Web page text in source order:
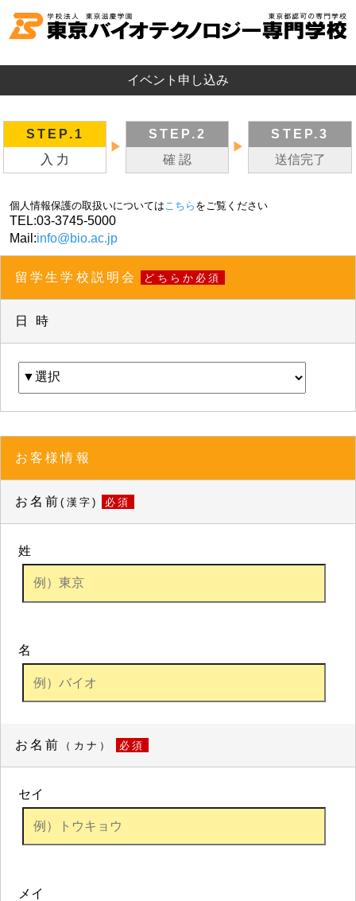
イベント申し込み
STEP.1
入 力
▶
STEP.2
確 認
▶
STEP.3
送信完了
個人情報保護の取扱いについてはこちら をご覧ください
TEL:03-3745-5000
Mail:info@bio.ac.jp
留学生学校説明会 どちらか必須
日 時
お客様情報
お名前(漢字) 必須
姓
名
お名前 （カナ） 必須
セイ
メイ